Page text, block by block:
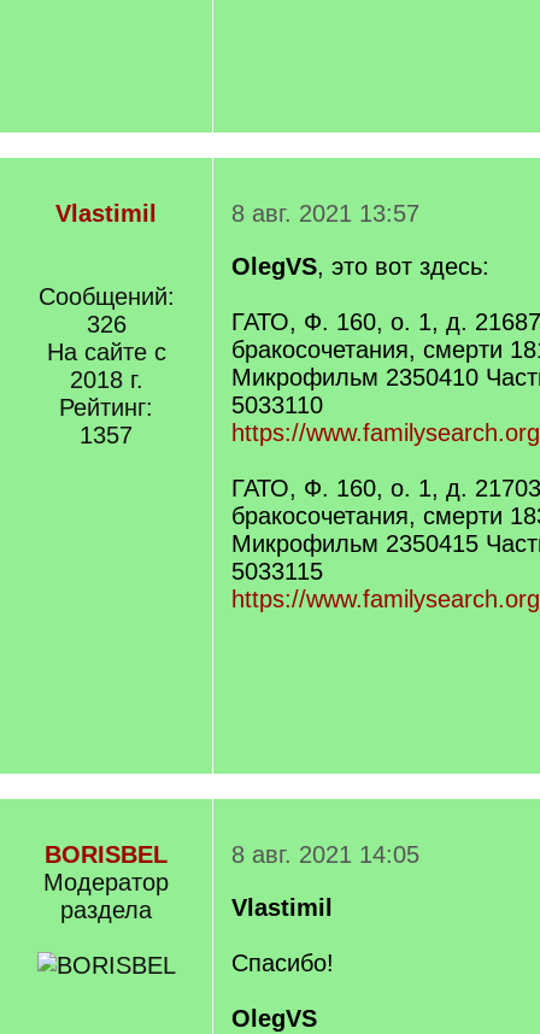
Vlastimil
Сообщений:
326
На сайте с
2018 г.
Рейтинг:
1357
8 авг. 2021 13:57
OlegVS, это вот здесь:
ГАТО, Ф. 160, о. 1, д.
бракосочетания, смерти
Микрофильм 2350410
5033110
https://
ГАТО, Ф. 160, о. 1, д.
бракосочетания, смерти
Микрофильм 2350415
5033115
https://
BORISBEL
Модератор
раздела
8 авг. 2021 14:05
Vlastimil
Спасибо!
OlegVS